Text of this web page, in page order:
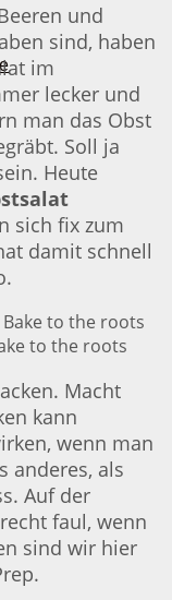
und
sind, haben
im
lecker und
man das Obst
Soll ja
Heute
sich fix zum
damit schnell
to the roots
Macht
kann
wenn man
anderes, als
Auf der
faul, wenn
sind wir hier